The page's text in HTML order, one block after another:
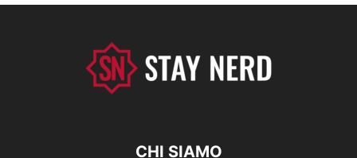
CHI SIAMO